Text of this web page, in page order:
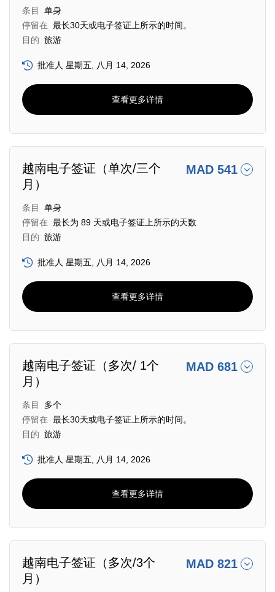
条目
单身
停留在 最长30天或电子签证上所示的时间。
目的 旅游
批准人 星期五, 八月 14, 2026
查看更多详情
越南电子签证（单次/三个
月）
MAD 541
条目
单身
停留在 最长为 89 天或电子签证上所示的天数
目的 旅游
批准人 星期五, 八月 14, 2026
查看更多详情
越南电子签证（多次/ 1个
月）
MAD 681
条目
多个
停留在 最长30天或电子签证上所示的时间。
目的 旅游
批准人 星期五, 八月 14, 2026
查看更多详情
越南电子签证（多次/3个
月）
MAD 821